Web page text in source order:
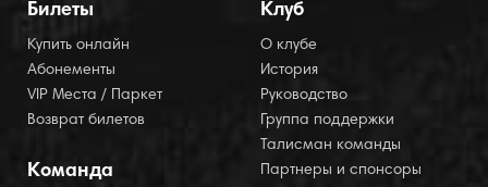
Билеты
Купить онлайн
Абонементы
VIP Места / Паркет
Возврат билетов
Команда
Клуб
О клубе
История
Руководство
Группа поддержки
Талисман команды
Партнеры и спонсоры